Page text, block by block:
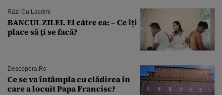
Râzi Cu Lacrimi
BANCUL ZILEI. El către ea: – Ce îți
place să ți se facă?
Descopera.ro
Ce se va întâmpla cu clădirea în
care a locuit Papa Francisc?